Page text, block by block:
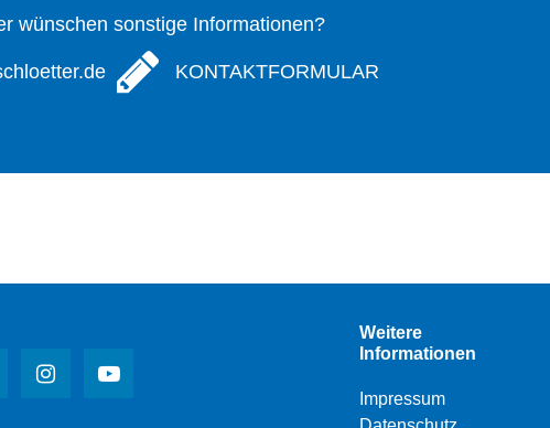
wünschen sonstige Informationen?
KONTAKTFORMULAR
Weitere
Informationen
Impressum